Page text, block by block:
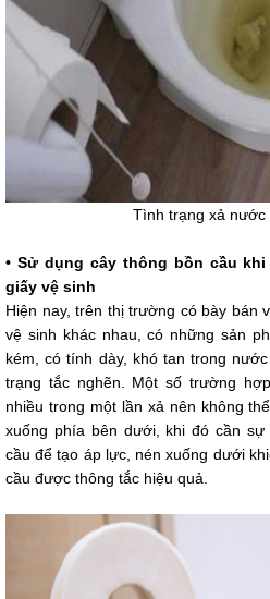
Tình trạng xả nước
• Sử dụng cây thông bồn cầu
giấy vệ sinh
Hiện nay, trên thị trường có bày bán
vệ sinh khác nhau, có những sản
kém, có tính dày, khó tan trong
trạng tắc nghẽn. Một số trường
nhiều trong một lần xả nên không
xuống phía bên dưới, khi đó cần
cầu để tạo áp lực, nén xuống dưới
cầu được thông tắc hiệu quả.